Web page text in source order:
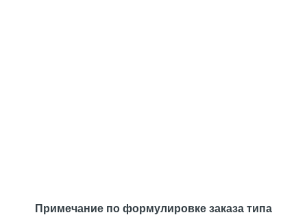
Примечание по формулировке заказа типа